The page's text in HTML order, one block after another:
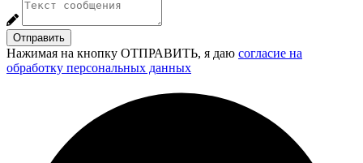
Отправить
Нажимая на кнопку ОТПРАВИТЬ, я даю согласие на
обработку персональных данных